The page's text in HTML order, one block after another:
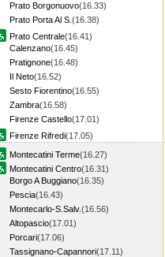
Prato Borgonuovo(16.33)
Prato Porta Al S. (16.38)
Prato Centrale(16.41)
Calenzano(16.45)
Pratignone(16.48)
Il Neto(16.52)
Sesto Fiorentino(16.55)
Zambra(16.58)
Firenze Castello(17.01)
Firenze Rifredi(17.05)
Montecatini Terme(16.27)
Montecatini Centro(16.31)
Borgo A Buggiano(16.35)
Pescia(16.43)
Montecarlo-S.Salv.(16.56)
Altopascio(17.01)
Porcari(17.06)
Tassignano-Capannori(17.11)